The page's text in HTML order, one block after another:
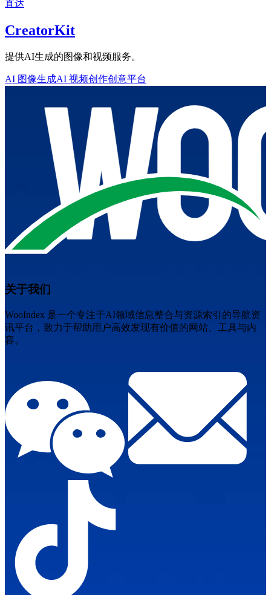
直达
CreatorKit
提供AI生成的图像和视频服务。
AI 图像生成AI 视频创作创意平台
关于我们
WooIndex 是一个专注于AI领域信息整合与资源索引的导航资
讯平台，致力于帮助用户高效发现有价值的网站、工具与内
容。